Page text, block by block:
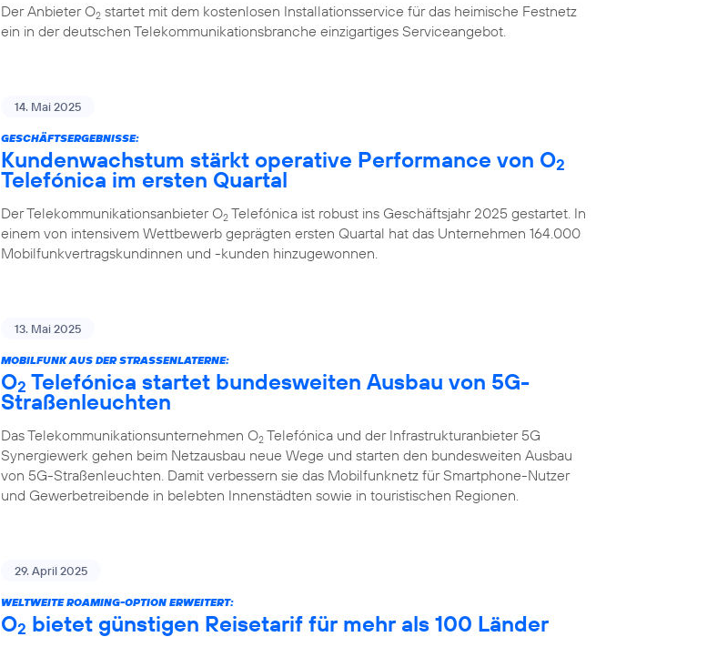
Der Anbieter O2 startet mit dem kostenlosen Installationsservice für das heimische Festnetz
ein in der deutschen Telekommunikationsbranche einzigartiges Serviceangebot.
14. Mai 2025
GESCHÄFTSERGEBNISSE:
Kundenwachstum stärkt operative Performance von O2
Telefónica im ersten Quartal
Der Telekommunikationsanbieter O2 Telefónica ist robust ins Geschäftsjahr 2025 gestartet. In
einem von intensivem Wettbewerb geprägten ersten Quartal hat das Unternehmen 164.000
Mobilfunkvertragskundinnen und -kunden hinzugewonnen.
13. Mai 2025
MOBILFUNK AUS DER STRASSENLATERNE:
O2 Telefónica startet bundesweiten Ausbau von 5G-
Straßenleuchten
Das Telekommunikationsunternehmen O2 Telefónica und der Infrastrukturanbieter 5G
Synergiewerk gehen beim Netzausbau neue Wege und starten den bundesweiten Ausbau
von 5G-Straßenleuchten. Damit verbessern sie das Mobilfunknetz für Smartphone-Nutzer
und Gewerbetreibende in belebten Innenstädten sowie in touristischen Regionen.
29. April 2025
WELTWEITE ROAMING-OPTION ERWEITERT:
O2 bietet günstigen Reisetarif für mehr als 100 Länder